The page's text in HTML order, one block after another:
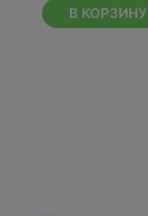
В КОРЗИНУ